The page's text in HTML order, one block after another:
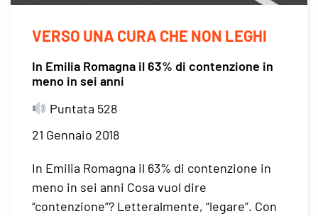
VERSO UNA CURA CHE NON LEGHI
In Emilia Romagna il 63% di contenzione in
meno in sei anni
Puntata 528
21 Gennaio 2018
In Emilia Romagna il 63% di contenzione in
meno in sei anni Cosa vuol dire
“contenzione”? Letteralmente, “legare”. Con